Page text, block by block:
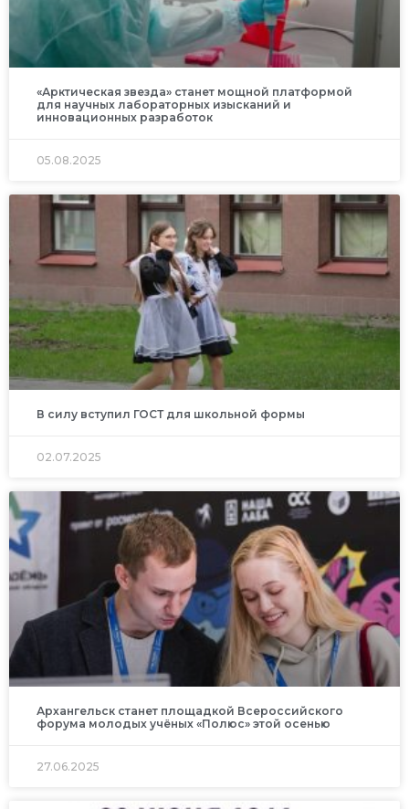
«Арктическая звезда» станет мощной платформой
для научных лабораторных изысканий и
инновационных разработок
05.08.2025
В силу вступил ГОСТ для школьной формы
02.07.2025
Архангельск станет площадкой Всероссийского
форума молодых учёных «Полюс» этой осенью
27.06.2025